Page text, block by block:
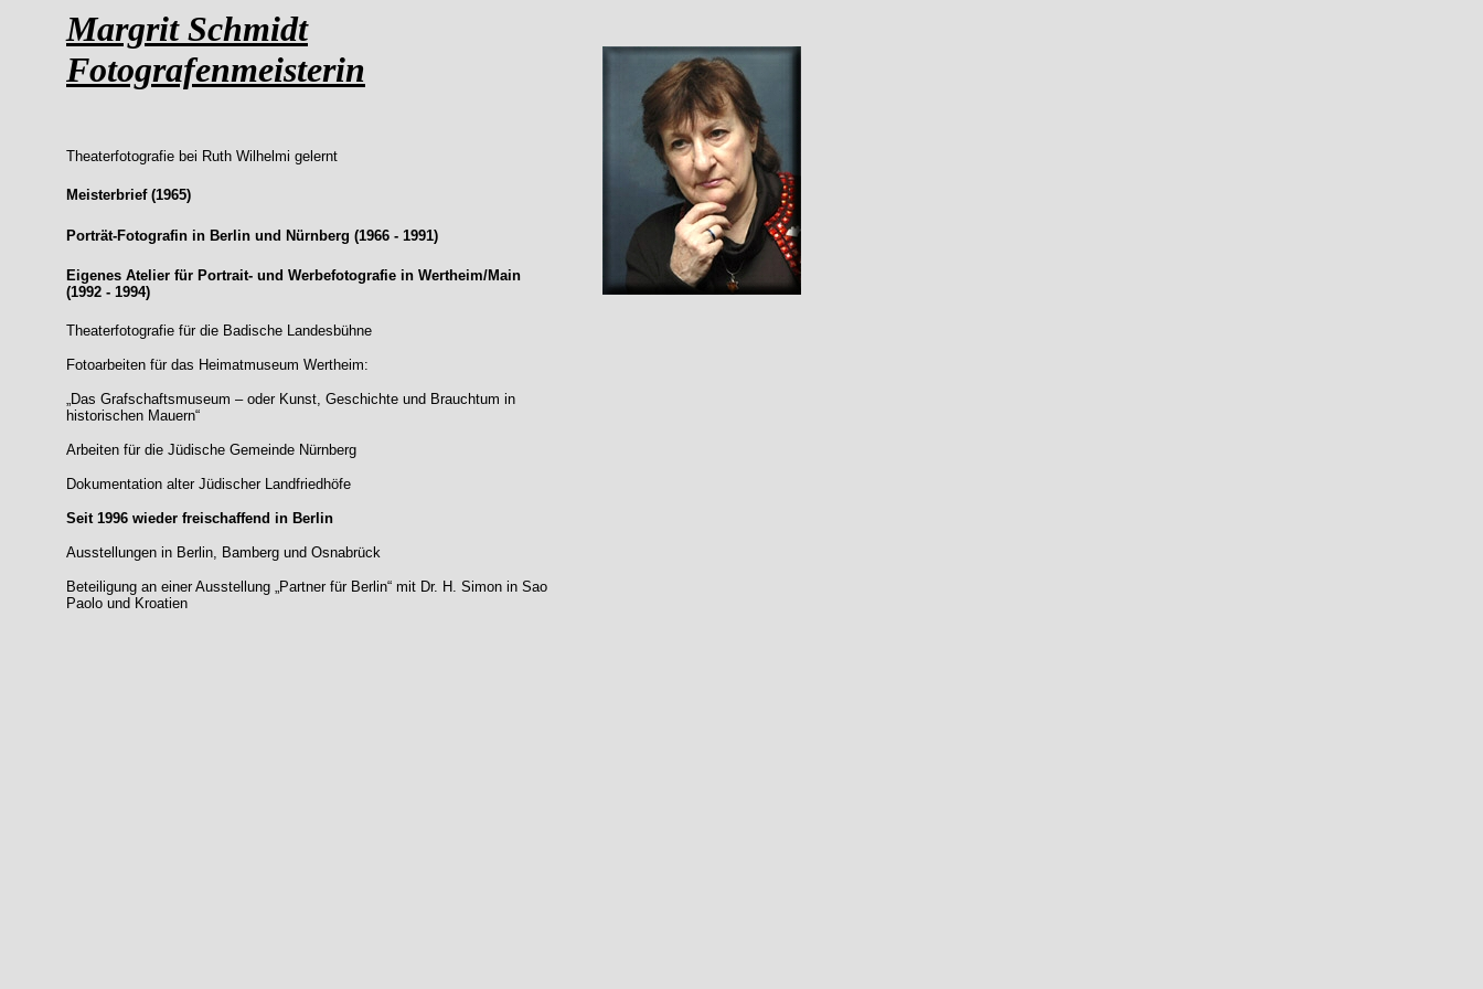
Margrit Schmidt
Fotografenmeisterin
Theaterfotografie bei Ruth Wilhelmi gelernt
Meisterbrief (1965)
Porträt-Fotografin in Berlin und Nürnberg (1966 - 1991)
Eigenes Atelier für Portrait- und Werbefotografie in Wertheim/Main
(1992 - 1994)
Theaterfotografie für die Badische Landesbühne
Fotoarbeiten für das Heimatmuseum Wertheim:
„Das Grafschaftsmuseum – oder Kunst, Geschichte und Brauchtum in
historischen Mauern“
Arbeiten für die Jüdische Gemeinde Nürnberg
Dokumentation alter Jüdischer Landfriedhöfe
Seit 1996 wieder freischaffend in Berlin
Ausstellungen in Berlin, Bamberg und Osnabrück
Beteiligung an einer Ausstellung „Partner für Berlin“ mit Dr. H. Simon in Sao
Paolo und Kroatien